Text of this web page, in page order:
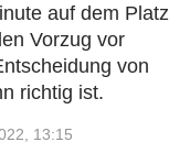
auf dem Platz
Vorzug vor
von
richtig ist.
13:15